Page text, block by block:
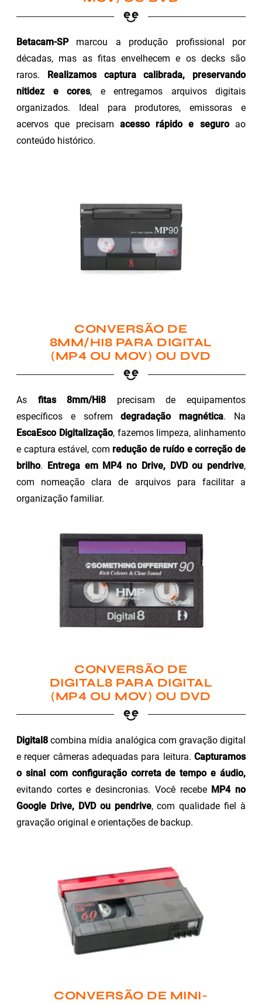
Betacam-SPmarcou a produção profissional por
décadas, mas as fitas envelhecem e os decks são
raros.
Realizamos captura calibrada, preservando
nitidez e cores, e entregamos arquivos digitais
organizados. Ideal para produtores, emissoras e
acervos que precisam acesso rápido e seguroao
conteúdo histórico.
CONVERSÃO DE
8MM/HI8 PARA DIGITAL
(MP4 OU MOV) OU DVD
As fitas 8mm/Hi8 precisam de equipamentos
específicos e sofremdegradação magnética. Na
EscaEsco Digitalização, fazemos limpeza, alinhamento
e captura estável, com redução de ruído e correção de
brilho. Entrega em MP4 no Drive, DVD ou pendrive,
com nomeação clara de arquivos para facilitar a
organização familiar.
CONVERSÃO DE
DIGITAL8 PARA DIGITAL
(MP4 OU MOV) OU DVD
Digital8 combina mídia analógica com gravação digital
e requer câmeras adequadas para leitura. Capturamos
o sinal com configuração correta de tempo e áudio,
evitando cortes e desincronias. Você recebe MP4 no
Google Drive, DVD ou pendrive, com qualidade fiel à
gravação original e orientações de backup.
CONVERSÃO DE MINI-